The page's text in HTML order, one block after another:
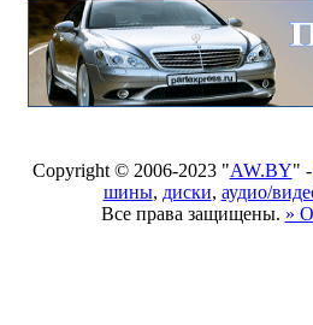
Copyright © 2006-2023 "AW.BY" -
шины, диски, аудио/
Все права защищены. »